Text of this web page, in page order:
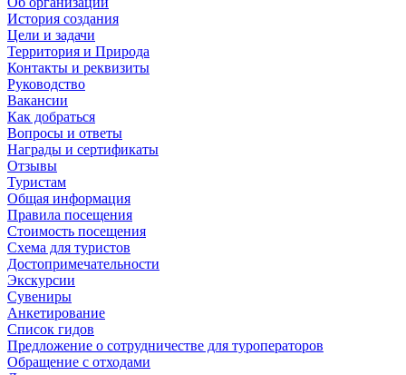
История создания
Цели и задачи
Территория и Природа
Контакты и реквизиты
Руководство
Вакансии
Как добраться
Вопросы и ответы
Награды и сертификаты
Отзывы
Туристам
Общая информация
Правила посещения
Стоимость посещения
Схема для туристов
Достопримечательности
Экскурсии
Сувениры
Анкетирование
Список гидов
Предложение о сотрудничестве для туроператоров
Обращение с отходами